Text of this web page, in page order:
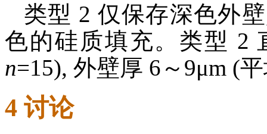
类型 2 仅保存深色外
色的硅质填充。类型 2
n=15), 外壁厚 6～9μm (
4 讨论